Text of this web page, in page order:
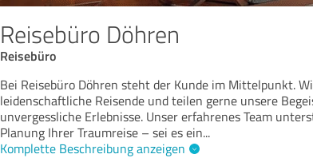
Reisebüro Döhren
Reisebüro
Bei Reisebüro Döhren steht der Kunde im Mittelpunkt.
leidenschaftliche Reisende und teilen gerne unsere
unvergessliche Erlebnisse. Unser erfahrenes Team
Planung Ihrer Traumreise – sei es ein...
Komplette Beschreibung anzeigen